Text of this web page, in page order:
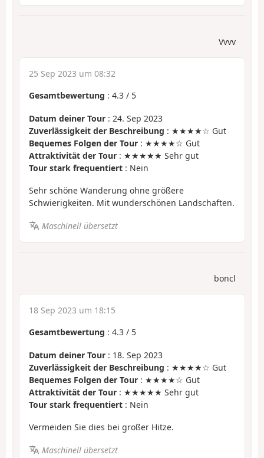
Vvvv
25 Sep 2023 um 08:32
Gesamtbewertung : 4.3 / 5
Datum deiner Tour : 24. Sep 2023
Zuverlässigkeit der Beschreibung : ★★★★☆ Gut
Bequemes Folgen der Tour : ★★★★☆ Gut
Attraktivität der Tour : ★★★★★ Sehr gut
Tour stark frequentiert : Nein
Sehr schöne Wanderung ohne größere
Schwierigkeiten. Mit wunderschönen Landschaften.
Maschinell übersetzt
boncl
18 Sep 2023 um 18:15
Gesamtbewertung : 4.3 / 5
Datum deiner Tour : 18. Sep 2023
Zuverlässigkeit der Beschreibung : ★★★★☆ Gut
Bequemes Folgen der Tour : ★★★★☆ Gut
Attraktivität der Tour : ★★★★★ Sehr gut
Tour stark frequentiert : Nein
Vermeiden Sie dies bei großer Hitze.
Maschinell übersetzt